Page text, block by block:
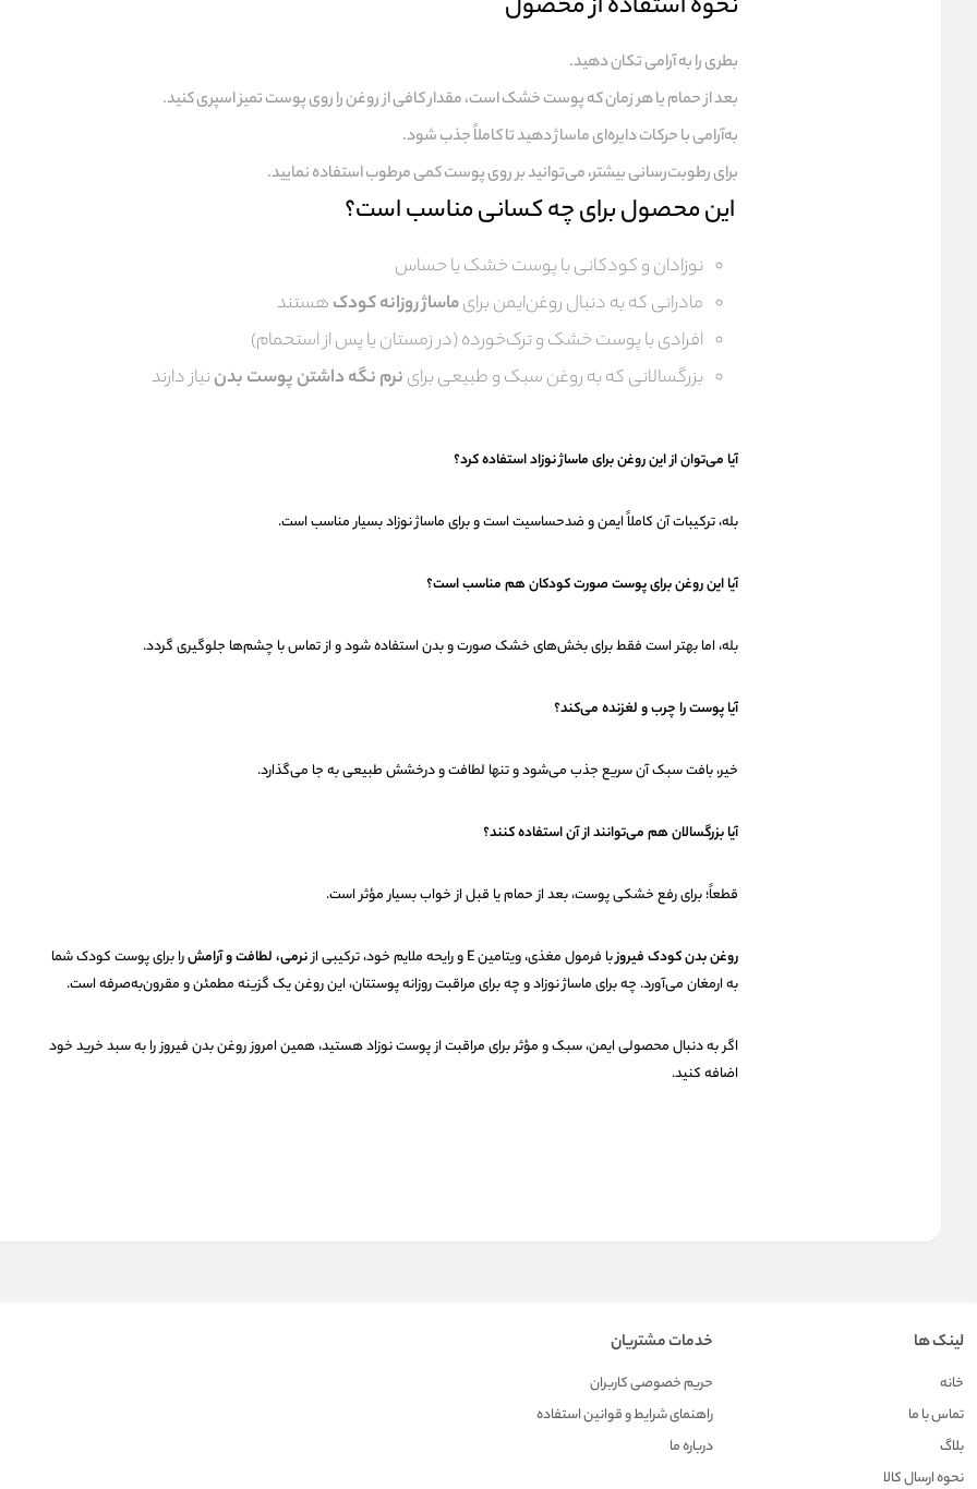
بطری را به آرامی تکان دهید.
بعد از حمام یا هر زمان که پوست خشک است، مقدار کافی از روغن را روی پوست تمیز اسپری کنید.
به‌آرامی با حرکات دایره‌ای ماساژ دهید تا کاملاً جذب شود.
برای رطوبت‌رسانی بیشتر، می‌توانید بر روی پوست کمی مرطوب استفاده نمایید.
این محصول برای چه کسانی مناسب است؟
نوزادان و کودکانی با پوست خشک یا حساس
مادرانی که به دنبال روغن‌ایمن برایماساژ روزانه کودکهستند
افرادی با پوست خشک و ترک‌خورده (در زمستان یا پس از استحمام)
بزرگسالانی که به روغن سبک و طبیعی براینرم نگه داشتن پوست بدننیاز دارند
آیا می‌توان از این روغن برای ماساژ نوزاد استفاده کرد؟
بله، ترکیبات آن کاملاً ایمن و ضدحساسیت است و برای ماساژ نوزاد بسیار مناسب است.
آیا این روغن برای پوست صورت کودکان هم مناسب است؟
بله، اما بهتر است فقط برای بخش‌های خشک صورت و بدن استفاده شود و از تماس با چشم‌ها جلوگیری گردد.
آیا پوست را چرب و لغزنده می‌کند؟
خیر، بافت سبک آن سریع جذب می‌شود و تنها لطافت و درخشش طبیعی به جا می‌گذارد.
آیا بزرگسالان هم می‌توانند از آن استفاده کنند؟
قطعاً؛ برای رفع خشکی پوست، بعد از حمام یا قبل از خواب بسیار مؤثر است.
روغن بدن کودک فیروزبا فرمول مغذی، ویتامین E و رایحه ملایم خود، ترکیبی از نرمی، لطافت و آرامشرا برای پوست کودک شما
به ارمغان می‌آورد. چه برای ماساژ نوزاد و چه برای مراقبت روزانه پوستتان، این روغن یک گزینه مطمئن و مقرون‌به‌صرفه است.
اگر به دنبال محصولی ایمن، سبک و مؤثر برای مراقبت از پوست نوزاد هستید، همین امروز روغن بدن فیروز را به سبد خرید خود
اضافه کنید.
لینک ها
خانه
تماس با ما
بلاگ
نحوه ارسال کالا
خدمات مشتریان
حریم خصوصی کاربران
راهنمای شرایط و قوانین استفاده
درباره ما